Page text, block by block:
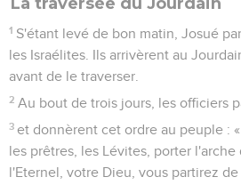
1 S'étant levé de bon matin, Josué
les Israélites. Ils arrivèrent au
avant de le traverser.
2 Au bout de trois jours, les officiers
3 et donnèrent cet ordre au peuple :
les prêtres, les Lévites, porter
l'Eternel, votre Dieu, vous partirez